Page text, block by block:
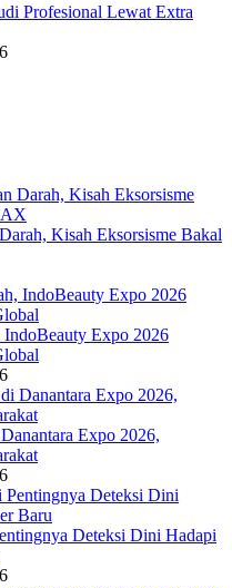
Profesional Lewat Extra
Kisah Eksorsisme Bakal
Expo 2026
Expo 2026,
Deteksi Dini Hadapi